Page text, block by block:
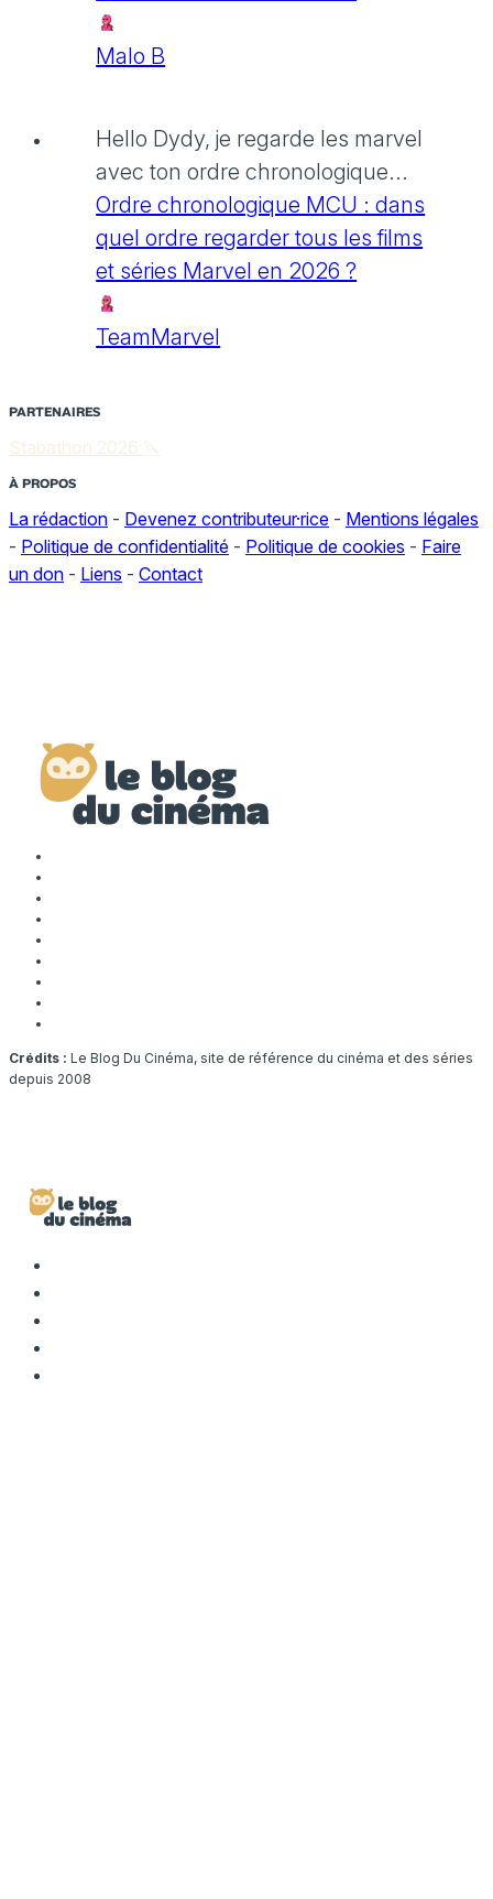
Malo B
Hello Dydy, je regarde les marvel
avec ton ordre chronologique...
Ordre chronologique MCU : dans
quel ordre regarder tous les films
et séries Marvel en 2026 ?
TeamMarvel
PARTENAIRES
Stabathon 2026 🔪
À PROPOS
La rédaction - Devenez contributeur·rice - Mentions légales
- Politique de confidentialité - Politique de cookies - Faire
un don - Liens - Contact
Crédits : Le Blog Du Cinéma, site de référence du cinéma et des séries
depuis 2008